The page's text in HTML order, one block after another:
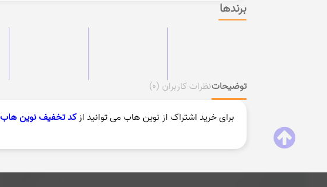
برندها
توضیحاتنظرات کاربران (0)
برای خرید اشتراک از نوین هاب می توانید ازکد تخفیف نوین هاب